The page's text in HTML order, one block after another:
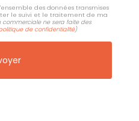
des données transmises
le suivi et le traitement de ma
commerciale ne sera faite des
de confidentialité)